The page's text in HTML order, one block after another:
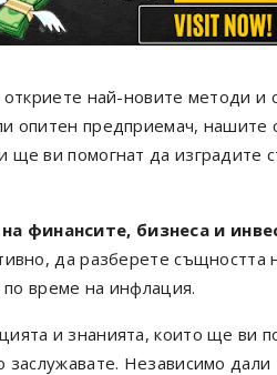
най-новите методи и
опитен предприемач, нашите
ви помогнат да изградите
финансите, бизнеса и
да разберете същността
по време на инфлация.
и знанията, които ще ви
заслужавате. Независимо